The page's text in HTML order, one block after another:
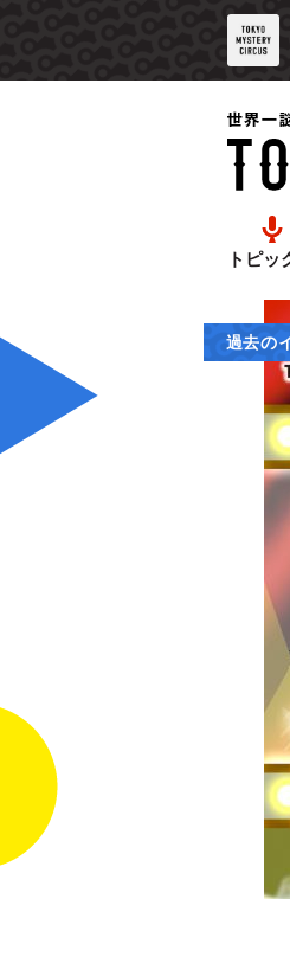
トピッ
過去の